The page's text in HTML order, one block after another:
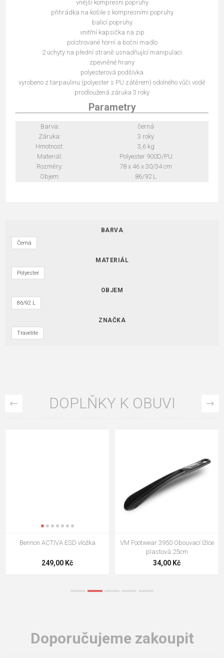
vnější kompresní popruhy
přihrádka na košile s kompresními popruhy
balicí popruhy
vnitřní kapsička na zip
polstrované horní a boční madlo
2 úchyty na přední straně usnadňující manipulaci
zpevněné hrany
polyesterová podšívka
vyrobeno z tarpaulinu (polyester s PU zátěrem) odolného vůči vodě
prodloužená záruka 3 roky
Parametry
Barva:
černá
Záruka:
3 roky
Hmotnost:
3,6 kg
Materiál:
Polyester 900D/PU
Rozměry:
78 x 46 x 30/34 cm
Objem:
86/92 L
BARVA
Černá
MATERIÁL
Polyester
OBJEM
86/92 L
ZNAČKA
Travelite
DOPLŇKY K OBUVI
Bennon ACTIVA ESD vložka
249,00 Kč
VM Footwear 3950 Obouvací lžíce
plastová 25cm
34,00 Kč
Doporučujeme zakoupit